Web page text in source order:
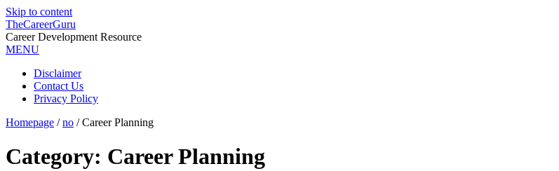
Skip to content
TheCareerGuru
Career Development Resource
MENU
Disclaimer
Contact Us
Privacy Policy
Homepage / no / Career Planning
Category: Career Planning